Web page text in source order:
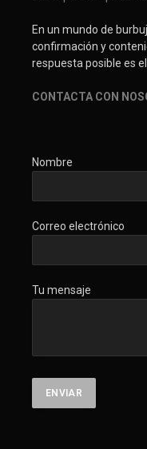
En un mundo de
confirmación y
respuesta posible es
CONTACTA CON
Nombre
Correo electrónico
Tu mensaje